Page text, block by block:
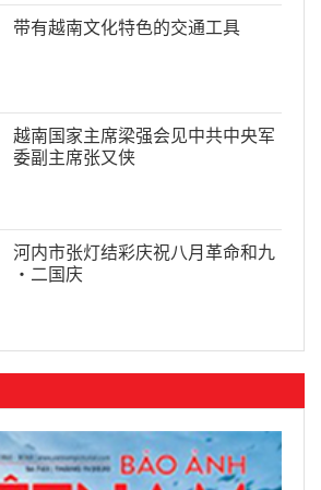
带有越南文化特色的交通工具
越南国家主席梁强会见中共中央军
委副主席张又侠
河内市张灯结彩庆祝八月革命和九
·二国庆